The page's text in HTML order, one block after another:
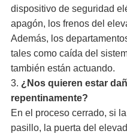
dispositivo de seguridad
apagón, los frenos del
Además, los
tales como caída del
también están actuando.
3. ¿Nos quieren estar
repentinamente?
En el proceso cerrado, si
pasillo, la puerta del